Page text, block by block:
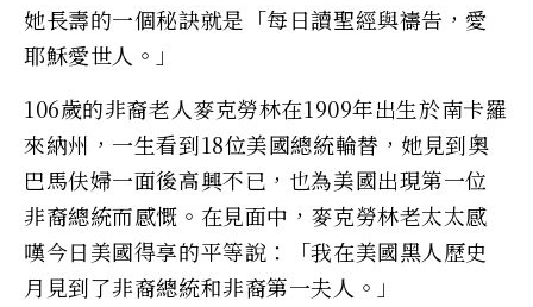
她長壽的一個秘訣就是「每日讀聖經與禱告，愛
耶穌愛世人。」
106歲的非裔老人麥克勞林在1909年出生於南卡羅
來納州，一生看到18位美國總統輪替，她見到奧
巴馬伕婦一面後高興不已，也為美國出現第一位
非裔總統而感慨。在見面中，麥克勞林老太太感
嘆今日美國得享的平等說：「我在美國黑人歷史
月見到了非裔總統和非裔第一夫人。」